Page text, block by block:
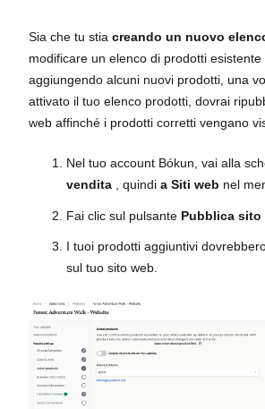
Sia che tu stia creando un nuovo
modificare un elenco di prodotti
aggiungendo alcuni nuovi prodotti, una
attivato il tuo elenco prodotti, dovrai
web affinché i prodotti corretti vengano
Nel tuo account Bókun, vai alla
vendita , quindi a Siti web nel
Fai clic sul pulsante Pubblica sito
I tuoi prodotti aggiuntivi
sul tuo sito web.